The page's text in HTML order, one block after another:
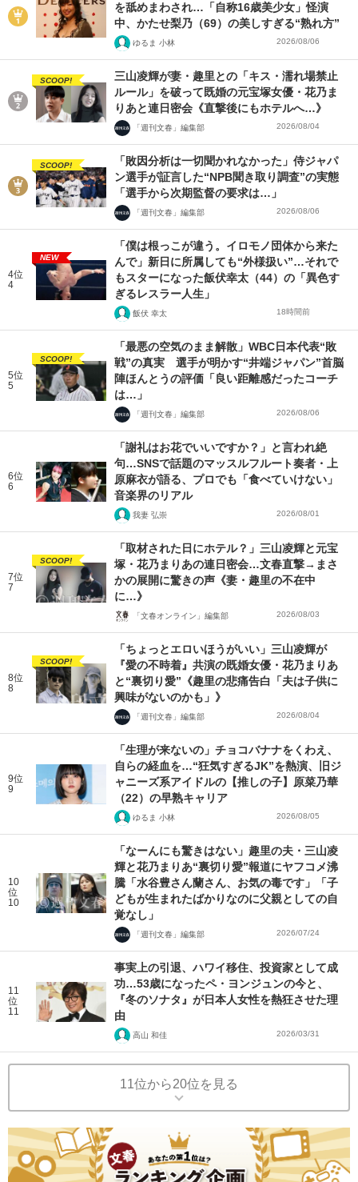
を舐めまわされ…「自称16歳美少女」怪演
中、かたせ梨乃（69）の美しすぎる“熟れ方”
ゆるま 小林 2026/08/06
SCOOP!
三山凌輝が妻・趣里との「キス・濡れ場禁止
ルール」を破って既婚の元宝塚女優・花乃ま
りあと連日密会《直撃後にもホテルへ…》
「週刊文春」編集部 2026/08/04
SCOOP!
「敗因分析は一切聞かれなかった」侍ジャパ
ン選手が証言した“NPB聞き取り調査”の実態
「選手から次期監督の要求は…」
「週刊文春」編集部 2026/08/06
4位
4
NEW
「僕は根っこが違う。イロモノ団体から来た
んで」新日に所属しても“外様扱い”…それで
もスターになった飯伏幸太（44）の「異色す
ぎるレスラー人生」
飯伏 幸太 18時間前
5位
5
SCOOP!
「最悪の空気のまま解散」WBC日本代表“敗
戦”の真実 選手が明かす“井端ジャパン”首脳
陣ほんとうの評価「良い距離感だったコーチ
は…」
「週刊文春」編集部 2026/08/06
6位
6
「謝礼はお花でいいですか？」と言われ絶
句…SNSで話題のマッスルフルート奏者・上
原麻衣が語る、プロでも「食べていけない」
音楽界のリアル
我妻 弘崇 2026/08/01
7位
7
SCOOP!
「取材された日にホテル？」三山凌輝と元宝
塚・花乃まりあの連日密会…文春直撃→まさ
かの展開に驚きの声《妻・趣里の不在中
に…》
「文春オンライン」編集部 2026/08/03
8位
8
SCOOP!
「ちょっとエロいほうがいい」三山凌輝が
『愛の不時着』共演の既婚女優・花乃まりあ
と“裏切り愛”《趣里の悲痛告白「夫は子供に
興味がないのかも」》
「週刊文春」編集部 2026/08/04
9位
9
「生理が来ないの」チョコバナナをくわえ、
自らの経血を…“狂気すぎるJK”を熱演、旧ジ
ャニーズ系アイドルの【推しの子】原菜乃華
（22）の早熟キャリア
ゆるま 小林 2026/08/05
10
位
10
「なーんにも驚きはない」趣里の夫・三山凌
輝と花乃まりあ“裏切り愛”報道にヤフコメ沸
騰「水谷豊さん蘭さん、お気の毒です」「子
どもが生まれたばかりなのに父親としての自
覚なし」
「週刊文春」編集部 2026/07/24
11
位
11
事実上の引退、ハワイ移住、投資家として成
功…53歳になったペ・ヨンジュンの今と、
『冬のソナタ』が日本人女性を熱狂させた理
由
高山 和佳 2026/03/31
11位から20位を見る